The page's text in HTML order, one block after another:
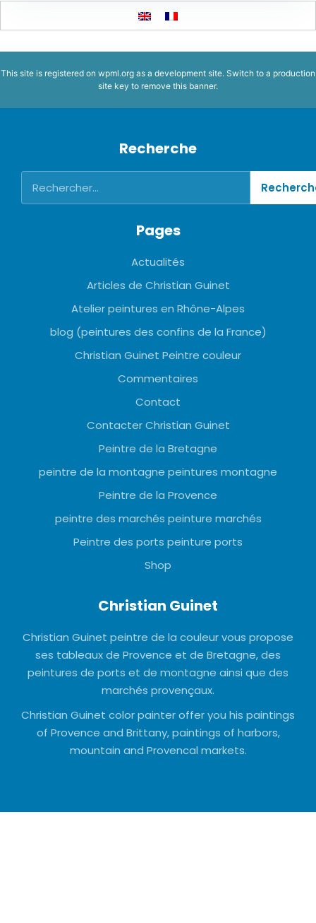
Recherche
Pages
Actualités
Articles de Christian Guinet
Atelier peintures en Rhône-Alpes
blog (peintures des confins de la France)
Christian Guinet Peintre couleur
Commentaires
Contact
Contacter Christian Guinet
Peintre de la Bretagne
peintre de la montagne peintures montagne
Peintre de la Provence
peintre des marchés peinture marchés
Peintre des ports peinture ports
Shop
Christian Guinet
Christian Guinet peintre de la couleur vous propose
ses tableaux de Provence et de Bretagne, des
peintures de ports et de montagne ainsi que des
marchés provençaux.
Christian Guinet color painter offer you his paintings
of Provence and Brittany, paintings of harbors,
mountain and Provencal markets.
This site is registered on wpml.org as a development site. Switch to a production
site key to remove this banner.